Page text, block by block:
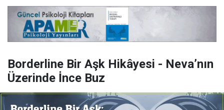
Borderline Bir Aşk Hikâyesi - Neva’nın
Üzerinde İnce Buz